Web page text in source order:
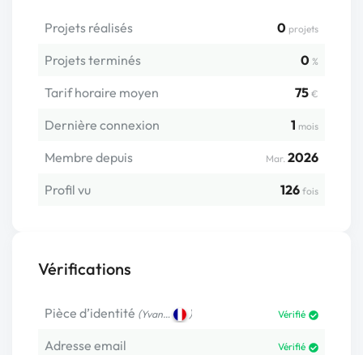
Projets réalisés 0 projets
Projets terminés 0 %
Tarif horaire moyen 75 €
Dernière connexion 1 mois
Membre depuis Mar. 2026
Profil vu
126 fois
Vérifications
Pièce d’identité (Yvan… ) Vérifié
Adresse email Vérifié